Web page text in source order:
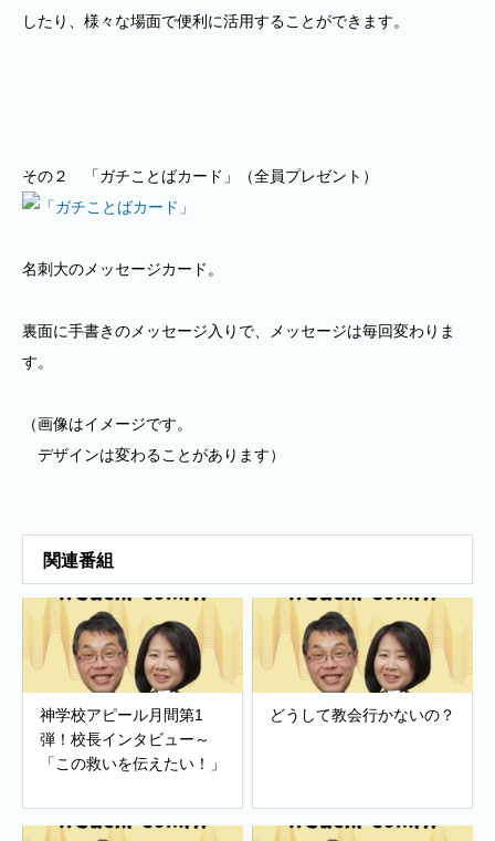
したり、様々な場面で便利に活用することができます。
その２ 「ガチことばカード」（全員プレゼント）
名刺大のメッセージカード。
裏面に手書きのメッセージ入りで、メッセージは毎回変わりま
す。
（画像はイメージです。
デザインは変わることがあります）
関連番組
神学校アピール月間第1
弾！校長インタビュー～
「この救いを伝えたい！」
どうして教会行かないの？